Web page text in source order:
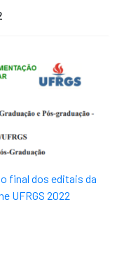
final dos editais da
UFRGS 2022